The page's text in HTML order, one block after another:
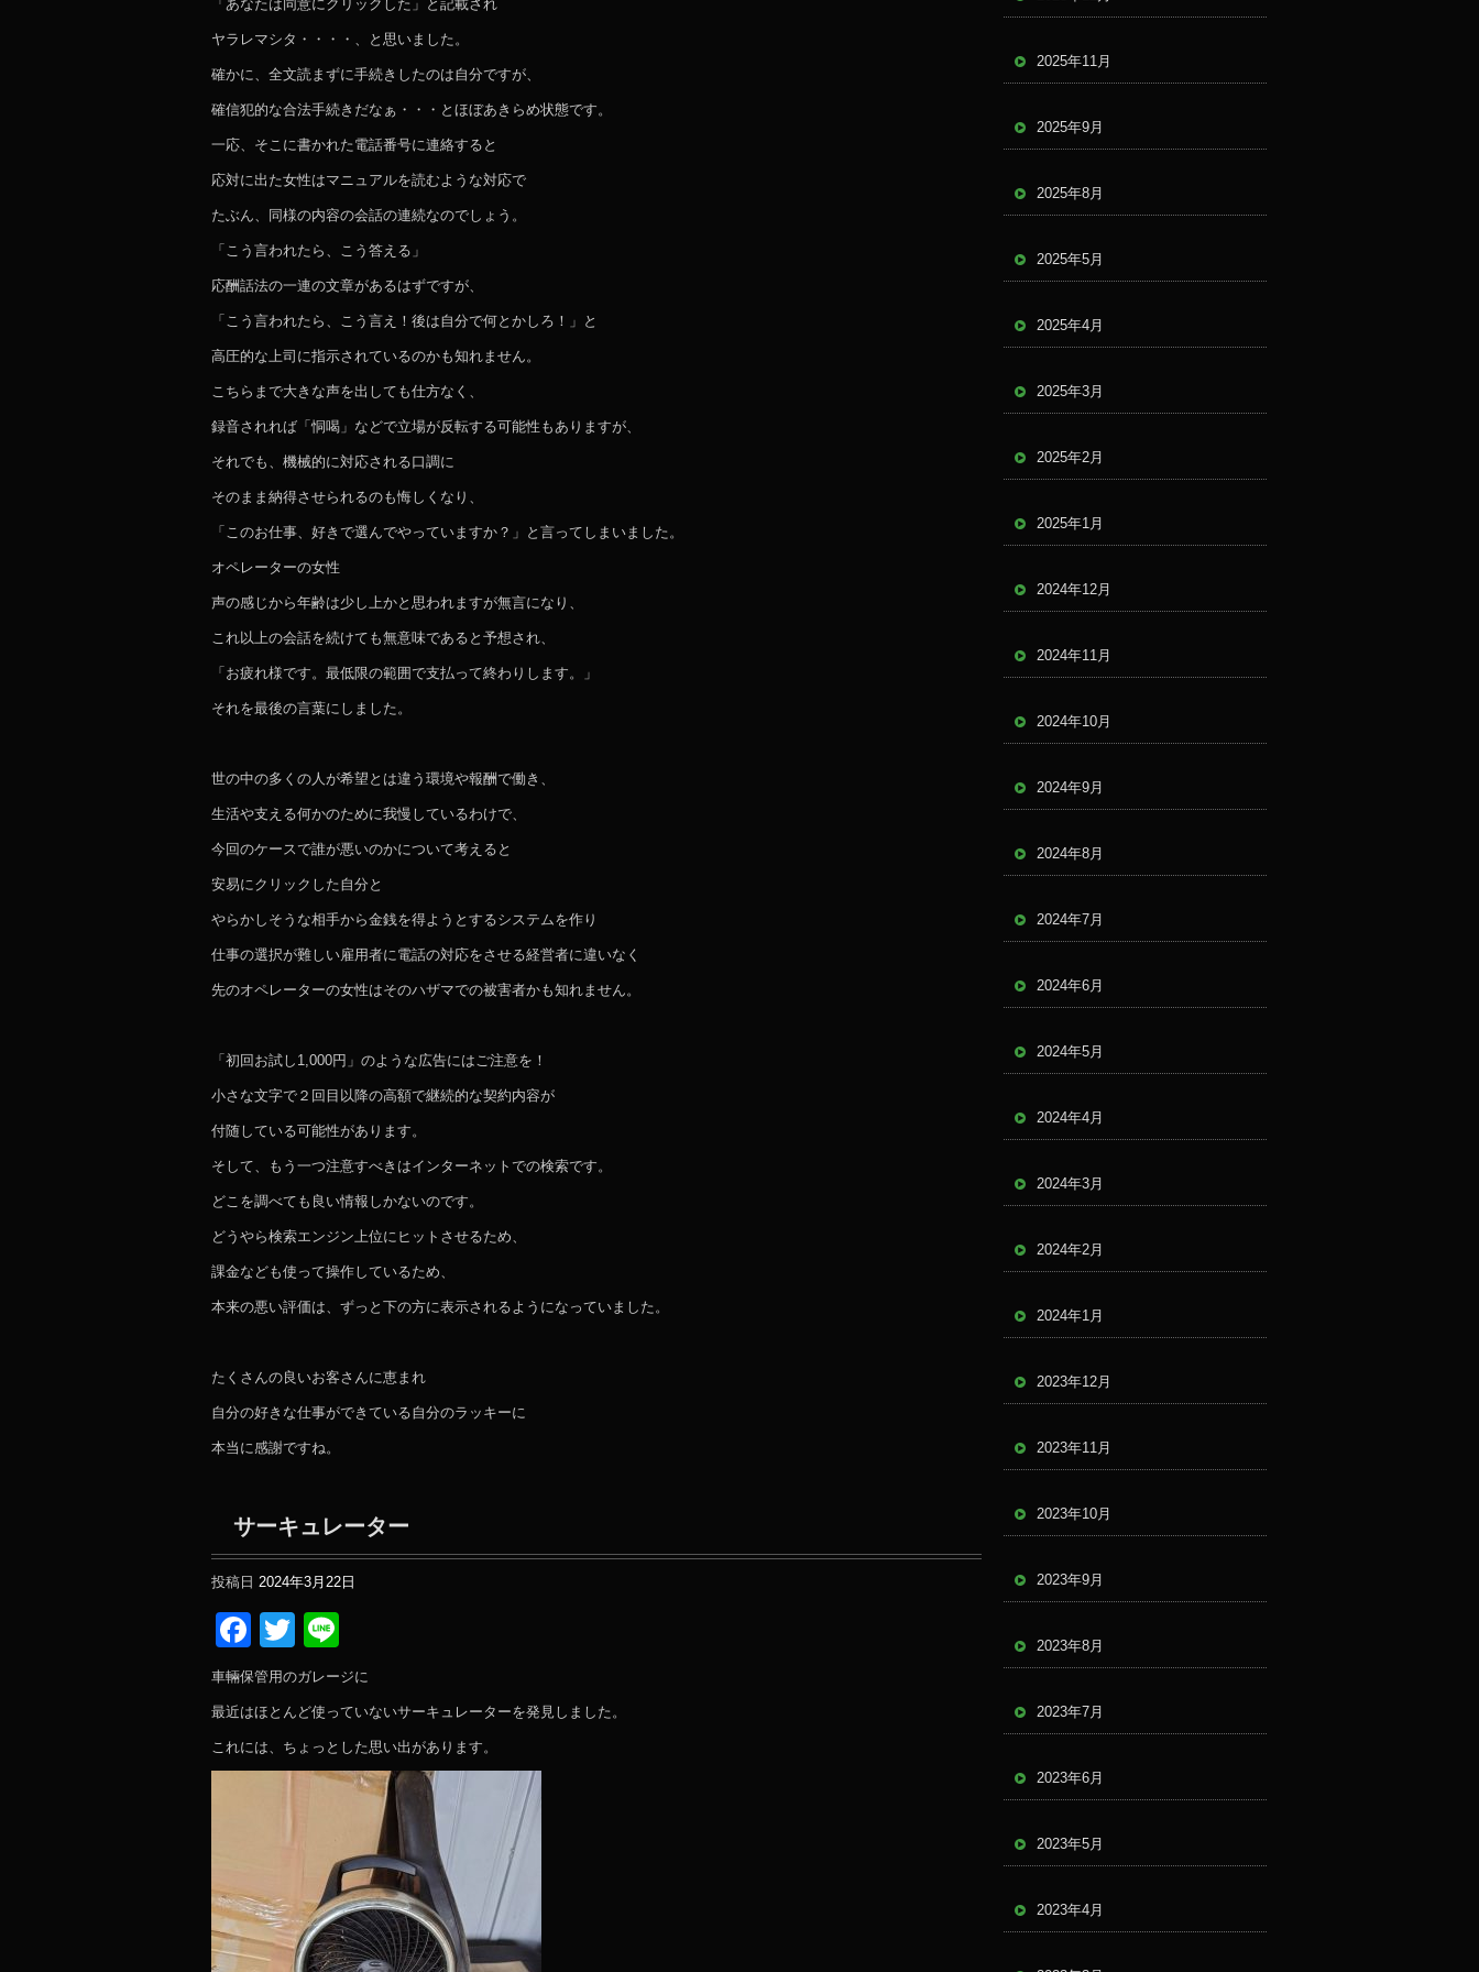
「あなたは同意にクリックした」と記載され
ヤラレマシタ・・・・、と思いました。
確かに、全文読まずに手続きしたのは自分ですが、
確信犯的な合法手続きだなぁ・・・とほぼあきらめ状態です。
一応、そこに書かれた電話番号に連絡すると
応対に出た女性はマニュアルを読むような対応で
たぶん、同様の内容の会話の連続なのでしょう。
「こう言われたら、こう答える」
応酬話法の一連の文章があるはずですが、
「こう言われたら、こう言え！後は自分で何とかしろ！」と
高圧的な上司に指示されているのかも知れません。
こちらまで大きな声を出しても仕方なく、
録音されれば「恫喝」などで立場が反転する可能性もありますが、
それでも、機械的に対応される口調に
そのまま納得させられるのも悔しくなり、
「このお仕事、好きで選んでやっていますか？」と言ってしまいました。
オペレーターの女性
声の感じから年齢は少し上かと思われますが無言になり、
これ以上の会話を続けても無意味であると予想され、
「お疲れ様です。最低限の範囲で支払って終わりします。」
それを最後の言葉にしました。
世の中の多くの人が希望とは違う環境や報酬で働き、
生活や支える何かのために我慢しているわけで、
今回のケースで誰が悪いのかについて考えると
安易にクリックした自分と
やらかしそうな相手から金銭を得ようとするシステムを作り
仕事の選択が難しい雇用者に電話の対応をさせる経営者に違いなく
先のオペレーターの女性はそのハザマでの被害者かも知れません。
「初回お試し1,000円」のような広告にはご注意を！
小さな文字で２回目以降の高額で継続的な契約内容が
付随している可能性があります。
そして、もう一つ注意すべきはインターネットでの検索です。
どこを調べても良い情報しかないのです。
どうやら検索エンジン上位にヒットさせるため、
課金なども使って操作しているため、
本来の悪い評価は、ずっと下の方に表示されるようになっていました。
たくさんの良いお客さんに恵まれ
自分の好きな仕事ができている自分のラッキーに
本当に感謝ですね。
サーキュレーター
投稿日 2024年3月22日
Facebook
Twitter
車輛保管用のガレージに
最近はほとんど使っていないサーキュレーターを発見しました。
これには、ちょっとした思い出があります。
2025年11月
2025年9月
2025年8月
2025年5月
2025年4月
2025年3月
2025年2月
2025年1月
2024年12月
2024年11月
2024年10月
2024年9月
2024年8月
2024年7月
2024年6月
2024年5月
2024年4月
2024年3月
2024年2月
2024年1月
2023年12月
2023年11月
2023年10月
2023年9月
2023年8月
2023年7月
2023年6月
2023年5月
2023年4月